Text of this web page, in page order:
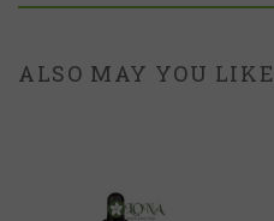
ALSO MAY YOU LIKE